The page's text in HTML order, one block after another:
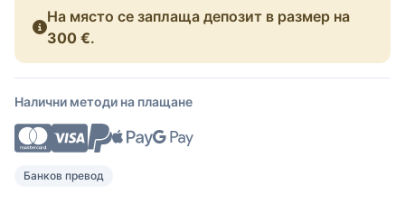
На място се заплаща депозит в размер на
300 €.
Налични методи на плащане
Банков превод